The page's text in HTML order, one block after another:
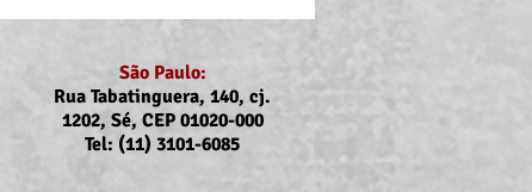
São Paulo:
Rua Tabatinguera, 140, cj.
1202, Sé, CEP 01020-000
Tel: (11) 3101-6085